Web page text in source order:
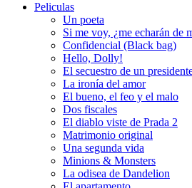
Peliculas
Un poeta
Si me voy, ¿me echarán de
Confidencial (Black bag)
Hello, Dolly!
El secuestro de un
La ironía del amor
El bueno, el feo y el malo
Dos fiscales
El diablo viste de Prada 2
Matrimonio original
Una segunda vida
Minions & Monsters
La odisea de Dandelion